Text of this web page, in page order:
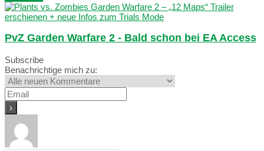
PvZ Garden Warfare 2 - Bald schon bei EA Access
Subscribe
Benachrichtige mich zu: